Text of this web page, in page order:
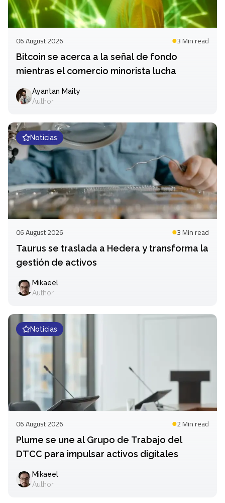
06 August 2026 3 Minread
Bitcoin se acerca a la señal de fondo
mientras el comercio minorista lucha
Ayantan Maity
Author
Noticias
06 August 2026 3 Minread
Taurus se traslada a Hedera y transforma la
gestión de activos
Mikaeel
Author
Noticias
06 August 2026 2 Minread
Plume se une al Grupo de Trabajo del
DTCC para impulsar activos digitales
Mikaeel
Author